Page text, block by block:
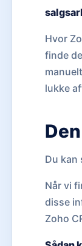
Hvor
finde
lukke
Du kan
Når vi
disse
Zoho